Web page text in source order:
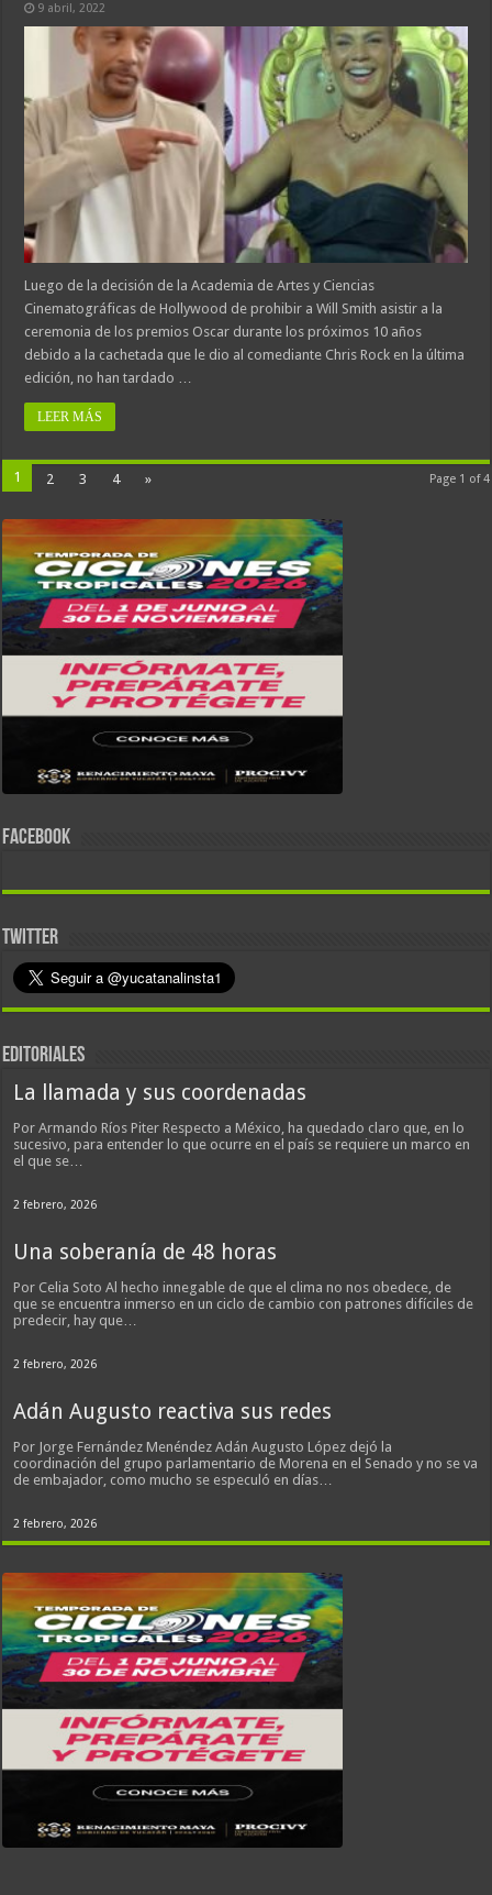
9 abril, 2022
Luego de la decisión de la Academia de Artes y Ciencias
Cinematográficas de Hollywood de prohibir a Will Smith asistir a la
ceremonia de los premios Oscar durante los próximos 10 años
debido a la cachetada que le dio al comediante Chris Rock en la última
edición, no han tardado …
LEER MÁS
Page 1 of 4
1 2 3 4 »
FACEBOOK
TWITTER
EDITORIALES
La llamada y sus coordenadas
Por Armando Ríos Piter Respecto a México, ha quedado claro que, en lo
sucesivo, para entender lo que ocurre en el país se requiere un marco en
el que se…
2 febrero, 2026
Una soberanía de 48 horas
Por Celia Soto Al hecho innegable de que el clima no nos obedece, de
que se encuentra inmerso en un ciclo de cambio con patrones difíciles de
predecir, hay que…
2 febrero, 2026
Adán Augusto reactiva sus redes
Por Jorge Fernández Menéndez Adán Augusto López dejó la
coordinación del grupo parlamentario de Morena en el Senado y no se va
de embajador, como mucho se especuló en días…
2 febrero, 2026